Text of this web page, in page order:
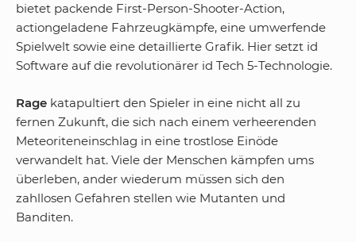
bietet packende First-Person-Shooter-Action,
actiongeladene Fahrzeugkämpfe, eine umwerfende
Spielwelt sowie eine detaillierte Grafik. Hier setzt id
Software auf die revolutionärer id Tech 5-Technologie.
Rage katapultiert den Spieler in eine nicht all zu
fernen Zukunft, die sich nach einem verheerenden
Meteoriteneinschlag in eine trostlose Einöde
verwandelt hat. Viele der Menschen kämpfen ums
überleben, ander wiederum müssen sich den
zahllosen Gefahren stellen wie Mutanten und
Banditen.